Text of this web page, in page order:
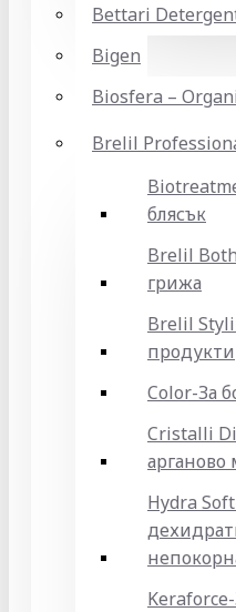
Bettari
Bigen
Biosfera –
Brelil
блясък
Brelil
грижа
Brelil
продукти
Color-За
Cristalli
арганово
Hydra